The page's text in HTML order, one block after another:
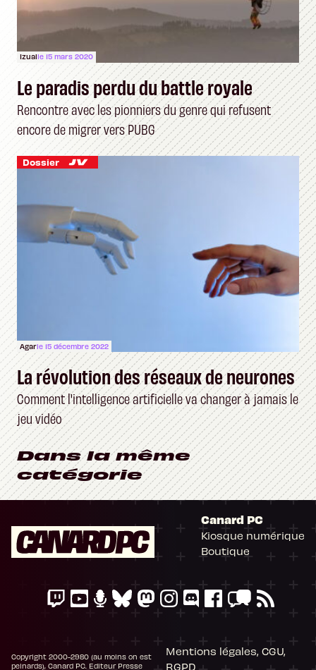
Izualle 15 mars 2020
Le paradis perdu du battle royale
Rencontre avec les pionniers du genre qui refusent
encore de migrer vers PUBG
Dossier
Agarle 15 décembre 2022
La révolution des réseaux de neurones
Comment l'intelligence artificielle va changer à jamais le
jeu vidéo
Dans la même
catégorie
Canard PC
Kiosque numérique
Boutique
Copyright 2000-2980 (au moins on est
peinards), Canard PC. Editeur Presse
Mentions légales, CGU,
RGPD